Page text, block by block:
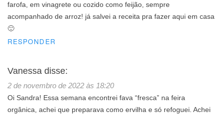
farofa, em vinagrete ou cozido como feijão, sempre
acompanhado de arroz! já salvei a receita pra fazer aqui em casa
🙂
RESPONDER
Vanessa disse:
2 de novembro de 2022 às 18:20
Oi Sandra! Essa semana encontrei fava “fresca” na feira
orgânica, achei que preparava como ervilha e só refoguei. Achei